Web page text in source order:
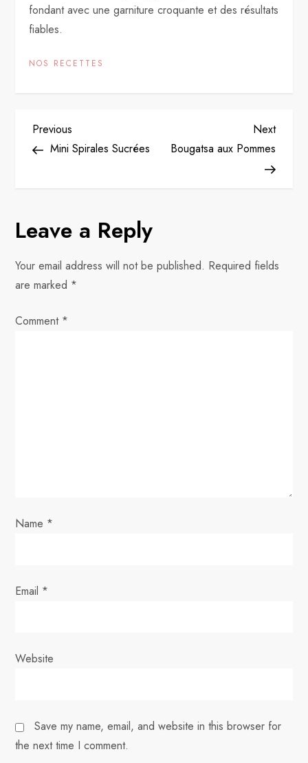
fondant avec une garniture croquante et des résultats
fiables.
NOS RECETTES
P
t
n
a
v
o
Previous
Post
Previous
Mini Spirales Sucrées
Next
Post
Next
Bougatsa aux Pommes
Leave a Reply
Your email address will not be published. Required fields
are marked *
Comment *
Name *
Email *
Website
Save my name, email, and website in this browser for
the next time I comment.